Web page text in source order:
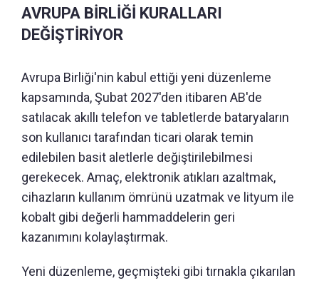
AVRUPA BİRLİĞİ KURALLARI
DEĞİŞTİRİYOR
Avrupa Birliği'nin kabul ettiği yeni düzenleme
kapsamında, Şubat 2027'den itibaren AB'de
satılacak akıllı telefon ve tabletlerde bataryaların
son kullanıcı tarafından ticari olarak temin
edilebilen basit aletlerle değiştirilebilmesi
gerekecek. Amaç, elektronik atıkları azaltmak,
cihazların kullanım ömrünü uzatmak ve lityum ile
kobalt gibi değerli hammaddelerin geri
kazanımını kolaylaştırmak.
Yeni düzenleme, geçmişteki gibi tırnakla çıkarılan